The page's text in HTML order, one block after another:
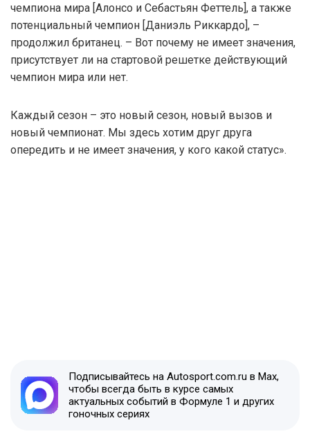
чемпиона мира [Алонсо и Себастьян Феттель], а также
потенциальный чемпион [Даниэль Риккардо], –
продолжил британец. – Вот почему не имеет значения,
присутствует ли на стартовой решетке действующий
чемпион мира или нет.
Каждый сезон – это новый сезон, новый вызов и
новый чемпионат. Мы здесь хотим друг друга
опередить и не имеет значения, у кого какой статус».
Подписывайтесь на Autosport.com.ru в Max,
чтобы всегда быть в курсе самых
актуальных событий в Формуле 1 и других
гоночных сериях